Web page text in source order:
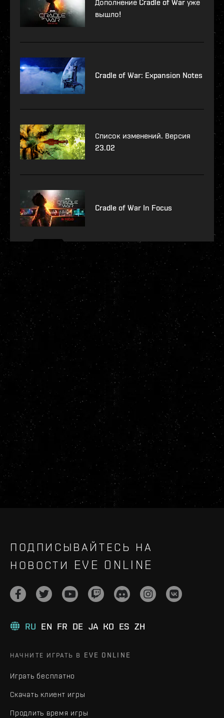
Дополнение Cradle of War уже
вышло!
Cradle of War: Expansion Notes
Список изменений. Версия
23.02
Cradle of War In Focus
ПОДПИСЫВАЙТЕСЬ НА
НОВОСТИ EVE ONLINE
RU EN FR DE JA KO ES ZH
НАЧНИТЕ ИГРАТЬ В EVE ONLINE
Играть бесплатно
Скачать клиент игры
Продлить время игры